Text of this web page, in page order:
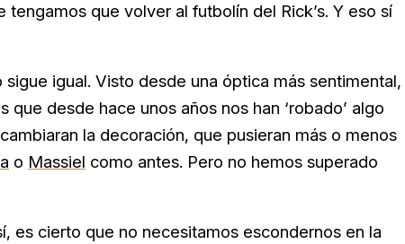
que volver al futbolín del Rick’s. Y eso sí
sigue igual. Visto desde una óptica más sentimental,
desde hace unos años nos han ‘robado’ algo
la decoración, que pusieran más o menos
o Massiel como antes. Pero no hemos superado
es cierto que no necesitamos escondernos en la